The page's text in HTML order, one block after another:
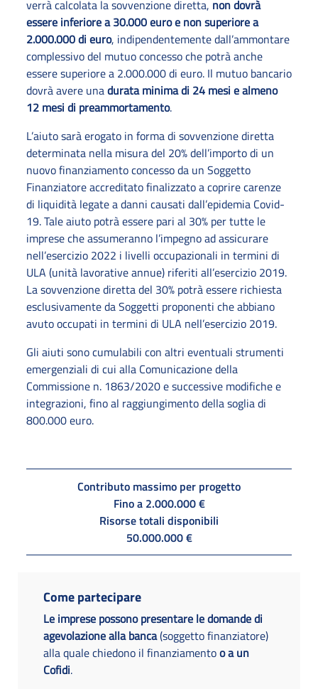
verrà calcolata la sovvenzione diretta, non dovrà
essere inferiore a 30.000 euro e non superiore a
2.000.000 di euro, indipendentemente dall’ammontare
complessivo del mutuo concesso che potrà anche
essere superiore a 2.000.000 di euro. Il mutuo bancario
dovrà avere unadurata minima di 24 mesi e almeno
12 mesi di preammortamento.
L’aiuto sarà erogato in forma di sovvenzione diretta
determinata nella misura del 20% dell’importo di un
nuovo finanziamento concesso da un Soggetto
Finanziatore accreditato finalizzato a coprire carenze
di liquidità legate a danni causati dall’epidemia Covid-
19. Tale aiuto potrà essere pari al 30% per tutte le
imprese che assumeranno l’impegno ad assicurare
nell’esercizio 2022 i livelli occupazionali in termini di
ULA (unità lavorative annue) riferiti all’esercizio 2019.
La sovvenzione diretta del 30% potrà essere richiesta
esclusivamente da Soggetti proponenti che abbiano
avuto occupati in termini di ULA nell’esercizio 2019.
Gli aiuti sono cumulabili con altri eventuali strumenti
emergenziali di cui alla Comunicazione della
Commissione n. 1863/2020 e successive modifiche e
integrazioni, fino al raggiungimento della soglia di
800.000 euro.
Contributo massimo per progetto
Fino a 2.000.000 €
Risorse totali disponibili
50.000.000 €
Come partecipare
Le imprese possono presentare le domande di
agevolazione alla banca(soggetto finanziatore)
alla quale chiedono il finanziamentoo a un
Cofidi.